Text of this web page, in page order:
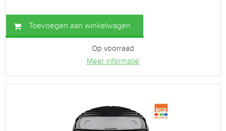
Toevoegen aan winkelwagen
Op voorraad
Meer informatie